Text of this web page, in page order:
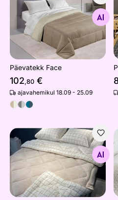
Päevatekk Face
Otsi sarnaseid
Päevatekk Face
102,80 €
ajavahemikul 18.09 - 25.09
Päevatekk + 2 padjakatet
Otsi sarnaseid